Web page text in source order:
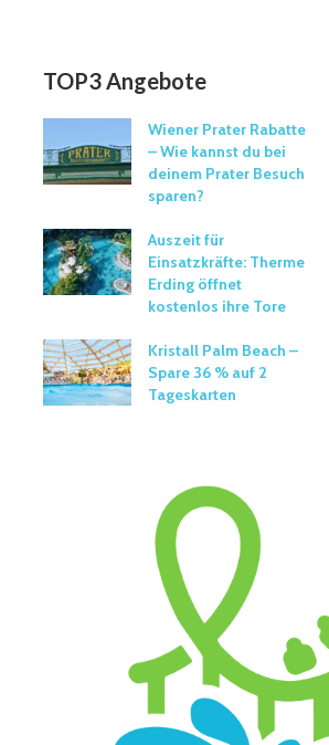
TOP3 Angebote
Wiener Prater Rabatte
– Wie kannst du bei
deinem Prater Besuch
sparen?
Auszeit für
Einsatzkräfte: Therme
Erding öffnet
kostenlos ihre Tore
Kristall Palm Beach –
Spare 36 % auf 2
Tageskarten